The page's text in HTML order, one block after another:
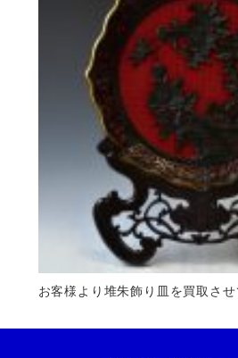
お客様より堆朱飾り皿を買取させ